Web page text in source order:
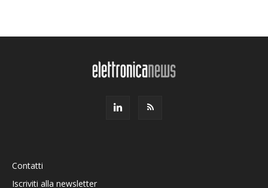
Contatti
Iscriviti alla newsletter